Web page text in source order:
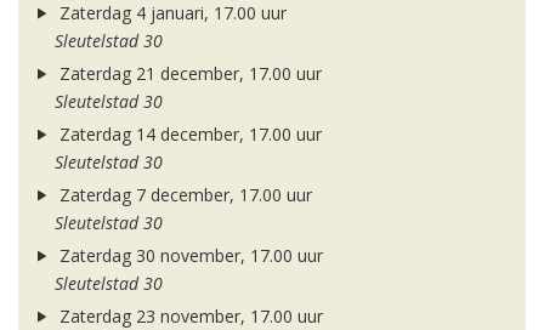
Zaterdag 4 januari, 17.00 uur
Sleutelstad 30
Zaterdag 21 december, 17.00 uur
Sleutelstad 30
Zaterdag 14 december, 17.00 uur
Sleutelstad 30
Zaterdag 7 december, 17.00 uur
Sleutelstad 30
Zaterdag 30 november, 17.00 uur
Sleutelstad 30
Zaterdag 23 november, 17.00 uur